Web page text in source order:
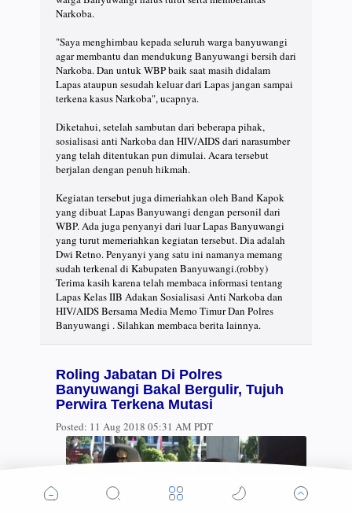
Narkoba.
"Saya menghimbau kepada seluruh warga banyuwangi
agar membantu dan mendukung Banyuwangi bersih dari
Narkoba. Dan untuk WBP baik saat masih didalam
Lapas ataupun sesudah keluar dari Lapas jangan sampai
terkena kasus Narkoba", ucapnya.
Diketahui, setelah sambutan dari beberapa pihak,
sosialisasi anti Narkoba dan HIV/AIDS dari narasumber
yang telah ditentukan pun dimulai. Acara tersebut
berjalan dengan penuh hikmah.
Kegiatan tersebut juga dimeriahkan oleh Band Kapok
yang dibuat Lapas Banyuwangi dengan personil dari
WBP. Ada juga penyanyi dari luar Lapas Banyuwangi
yang turut memeriahkan kegiatan tersebut. Dia adalah
Dwi Retno. Penyanyi yang satu ini namanya memang
sudah terkenal di Kabupaten Banyuwangi.(robby)
Terima kasih karena telah membaca informasi tentang
Lapas Kelas IIB Adakan Sosialisasi Anti Narkoba dan
HIV/AIDS Bersama Media Memo Timur Dan Polres
Banyuwangi . Silahkan membaca berita lainnya.
Roling Jabatan Di Polres
Banyuwangi Bakal Bergulir, Tujuh
Perwira Terkena Mutasi
Posted: 11 Aug 2018 05:31 AM PDT